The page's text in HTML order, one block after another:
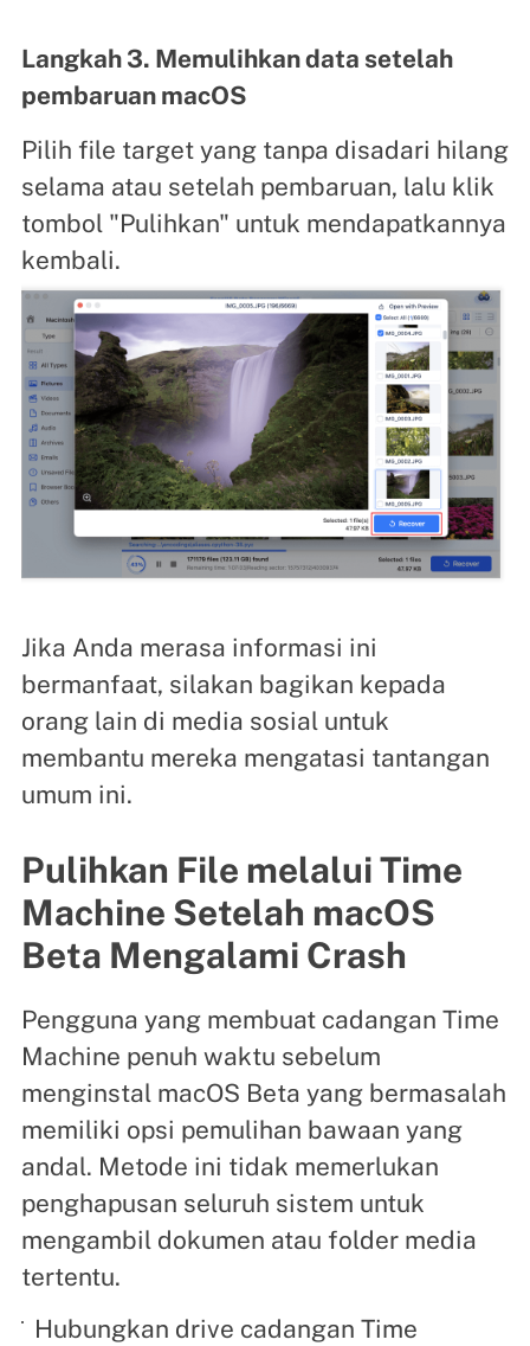
Langkah 3. Memulihkan data setelah
pembaruan macOS
Pilih file target yang tanpa disadari hilang
selama atau setelah pembaruan, lalu klik
tombol "Pulihkan" untuk mendapatkannya
kembali.
Jika Anda merasa informasi ini
bermanfaat, silakan bagikan kepada
orang lain di media sosial untuk
membantu mereka mengatasi tantangan
umum ini.
Pulihkan File melalui Time
Machine Setelah macOS
Beta Mengalami Crash
Pengguna yang membuat cadangan Time
Machine penuh waktu sebelum
menginstal macOS Beta yang bermasalah
memiliki opsi pemulihan bawaan yang
andal. Metode ini tidak memerlukan
penghapusan seluruh sistem untuk
mengambil dokumen atau folder media
tertentu.
Hubungkan drive cadangan Time